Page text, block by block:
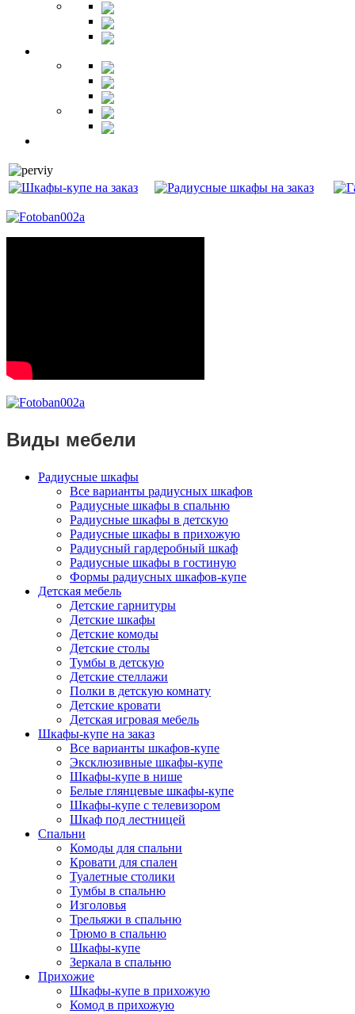
Виды мебели
Радиусные шкафы
Все варианты радиусных шкафов
Радиусные шкафы в спальню
Радиусные шкафы в детскую
Радиусные шкафы в прихожую
Радиусный гардеробный шкаф
Радиусные шкафы в гостиную
Формы радиусных шкафов-купе
Детская мебель
Детские гарнитуры
Детские шкафы
Детские комоды
Детские столы
Тумбы в детскую
Детские стеллажи
Полки в детскую комнату
Детские кровати
Детская игровая мебель
Шкафы-купе на заказ
Все варианты шкафов-купе
Эксклюзивные шкафы-купе
Шкафы-купе в нише
Белые глянцевые шкафы-купе
Шкафы-купе с телевизором
Шкаф под лестницей
Спальни
Комоды для спальни
Кровати для спален
Туалетные столики
Тумбы в спальню
Изголовья
Трельяжи в спальню
Трюмо в спальню
Шкафы-купе
Зеркала в спальню
Прихожие
Шкафы-купе в прихожую
Комод в прихожую